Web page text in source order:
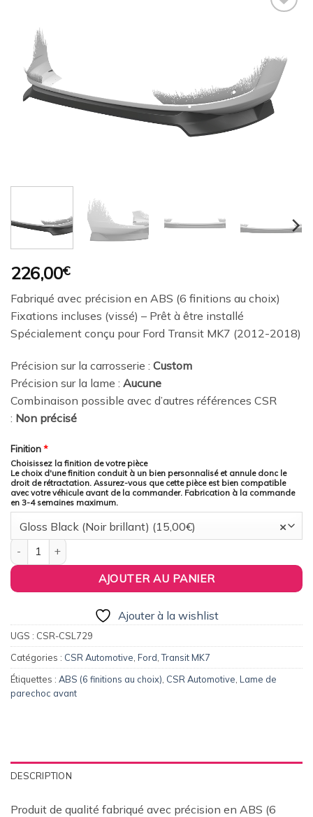
226,00€
Fabriqué avec précision en ABS (6 finitions au choix)
Fixations incluses (vissé) – Prêt à être installé
Spécialement conçu pour Ford Transit MK7 (2012-2018)
Précision sur la carrosserie : Custom
Précision sur la lame : Aucune
Combinaison possible avec d’autres références CSR
: Non précisé
Finition*
Choisissez la finition de votre pièce
Le choix d'une finition conduit à un bien personnalisé et annule donc le
droit de rétractation. Assurez-vous que cette pièce est bien compatible
avec votre véhicule avant de la commander. Fabrication à la commande
en 3-4 semaines maximum.
×
Gloss Black (Noir brillant) (15,00€)
quantité de CSR Automotive France - Lame de parechoc avant
AJOUTER AU PANIER
Ajouter à la wishlist
UGS : CSR-CSL729
Catégories : CSR Automotive Ford ,Transit MK7
Étiquettes : ABS (6 finitions au choix) CSR Automotive Lame de
parechoc avant
DESCRIPTION
Produit de qualité fabriqué avec précision en ABS (6